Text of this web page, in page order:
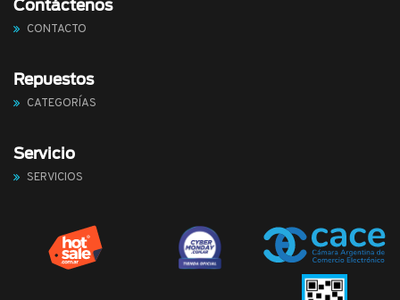
Contáctenos
CONTACTO
Repuestos
CATEGORÍAS
Servicio
SERVICIOS